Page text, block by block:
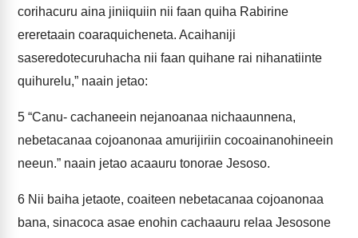
corihacuru aina jiniiquiin nii faan quiha Rabirine
ereretaain coaraquicheneta. Acaihaniji
saseredotecuruhacha nii faan quihane rai nihanatiinte
quihurelu,” naain jetao:
5 “Canu- cachaneein nejanoanaa nichaaunnena,
nebetacanaa cojoanonaa amurijiriin cocoainanohineein
neeun.” naain jetao acaauru tonorae Jesoso.
6 Nii baiha jetaote, coaiteen nebetacanaa cojoanonaa
bana, sinacoca asae enohin cachaauru relaa Jesosone